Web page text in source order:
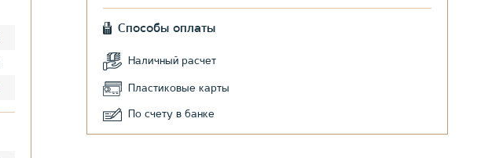
Способы оплаты
Наличный расчет
Пластиковые карты
По счету в банке